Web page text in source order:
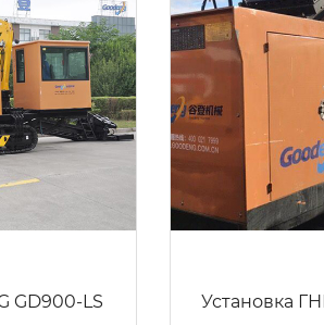
GD900-LS Установка